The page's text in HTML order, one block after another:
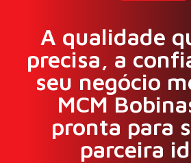
PARAFUSO M10X19MM
CHATA TORX ROSCA 1,5
Ver produto
A qualidade
precisa, a
seu negócio
MCM
pronta para
parceira